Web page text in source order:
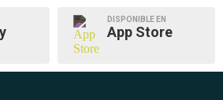
DISPONIBLE EN
App Store